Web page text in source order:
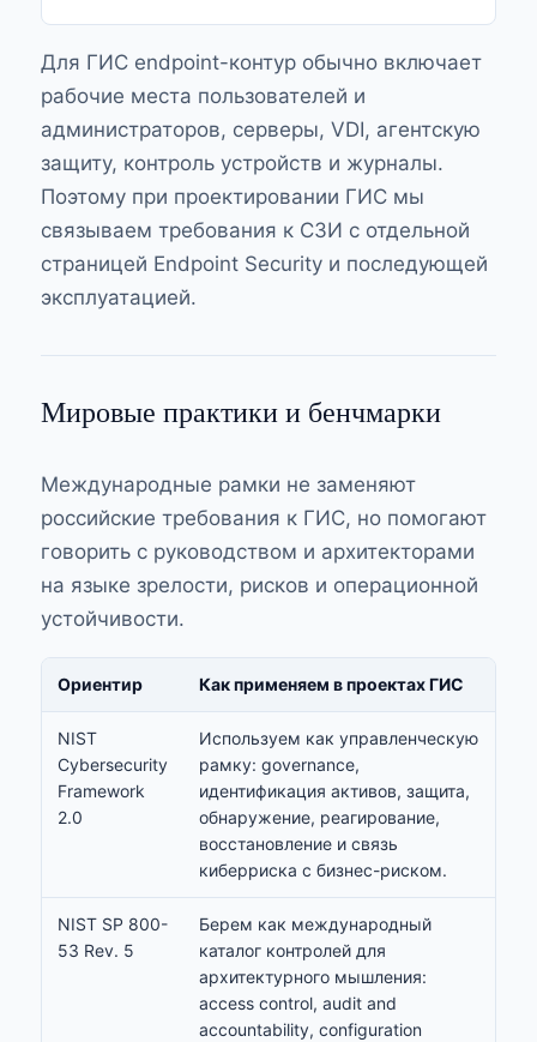
Для ГИС endpoint-контур обычно включает
рабочие места пользователей и
администраторов, серверы, VDI, агентскую
защиту, контроль устройств и журналы.
Поэтому при проектировании ГИС мы
связываем требования к СЗИ с отдельной
страницей Endpoint Security и последующей
эксплуатацией.
Мировые практики и бенчмарки
Международные рамки не заменяют
российские требования к ГИС, но помогают
говорить с руководством и архитекторами
на языке зрелости, рисков и операционной
устойчивости.
Ориентир Как применяем в проектах ГИС
NIST
Cybersecurity
Framework
2.0
Используем как управленческую
рамку: governance,
идентификация активов, защита,
обнаружение, реагирование,
восстановление и связь
киберриска с бизнес-риском.
NIST SP 800-
53 Rev. 5
Берем как международный
каталог контролей для
архитектурного мышления:
access control, audit and
accountability, configuration